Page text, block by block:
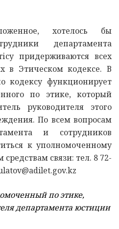
хотелось бы
департамента
придерживаются всех
в Этическом кодексе. В
кодексу функционирует
по этике, который
руководителя этого
По всем вопросам
и сотрудников
к уполномоченному
связи: тел. 8 72-
по этике,
департамента юстиции